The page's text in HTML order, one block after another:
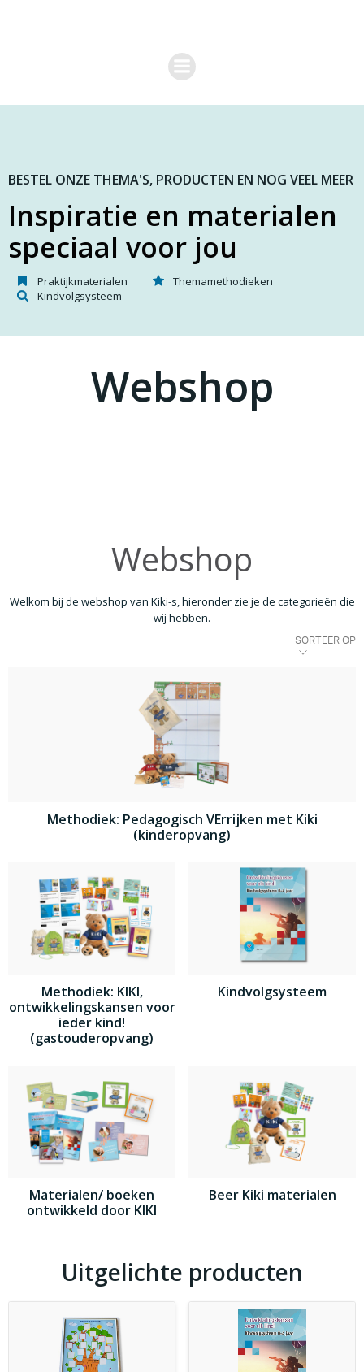
a
a
r
o
BESTEL ONZE THEMA'S, PRODUCTEN EN NOG VEEL MEER
Inspiratie en materialen
speciaal voor jou
Praktijkmaterialen
Themamethodieken
Kindvolgsysteem
Webshop
Webshop
Welkom bij de webshop van Kiki-s, hieronder zie je de categorieën die
wij hebben.
SORTEER OP
Methodiek: Pedagogisch VErrijken met Kiki
(kinderopvang)
Methodiek: KIKI,
ontwikkelingskansen voor
ieder kind!
(gastouderopvang)
Kindvolgsysteem
Materialen/ boeken
ontwikkeld door KIKI
Beer Kiki materialen
Uitgelichte producten